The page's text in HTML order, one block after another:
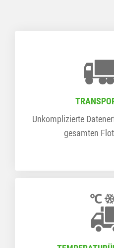
Unkomplizierte
gesamten